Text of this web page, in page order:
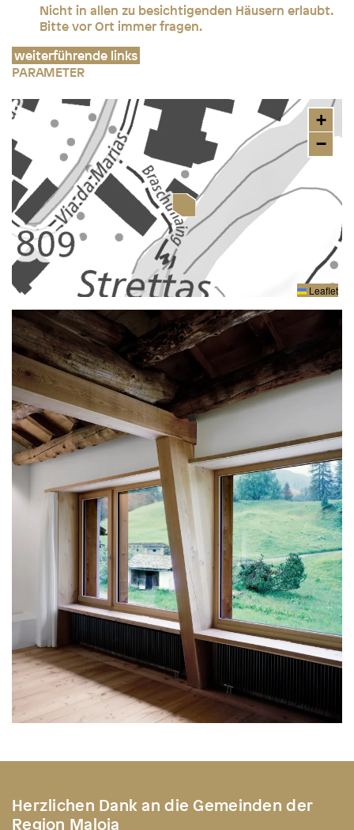
Nicht in allen zu besichtigenden Häusern erlaubt.
Bitte vor Ort immer fragen.
weiterführende links
PARAMETER
+
−
Leaflet
Herzlichen Dank an die Gemeinden der
Region Maloja